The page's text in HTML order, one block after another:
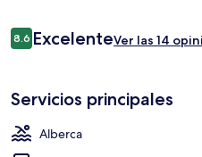
Opiniones
8.68.6 de 10,
ExcelenteVer las 14
Servicios principales
Alberca